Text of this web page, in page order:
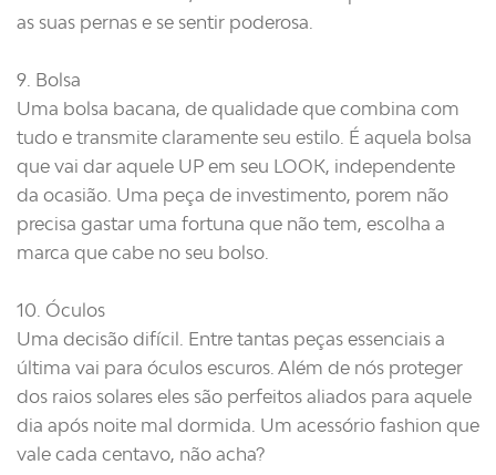
as suas pernas e se sentir poderosa.
9. Bolsa
Uma bolsa bacana, de qualidade que combina com
tudo e transmite claramente seu estilo. É aquela bolsa
que vai dar aquele UP em seu LOOK, independente
da ocasião. Uma peça de investimento, porem não
precisa gastar uma fortuna que não tem, escolha a
marca que cabe no seu bolso.
10. Óculos
Uma decisão difícil. Entre tantas peças essenciais a
última vai para óculos escuros. Além de nós proteger
dos raios solares eles são perfeitos aliados para aquele
dia após noite mal dormida. Um acessório fashion que
vale cada centavo, não acha?